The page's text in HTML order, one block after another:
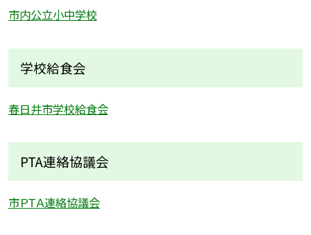
市内公立小中学校
学校給食会
春日井市学校給食会
PTA連絡協議会
市ＰＴＡ連絡協議会